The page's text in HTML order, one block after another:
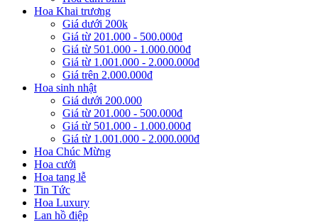
Hoa Khai trương
Giá dưới 200k
Giá từ 201.000 - 500.000đ
Giá từ 501.000 - 1.000.000đ
Giá từ 1.001.000 - 2.000.000đ
Giá trên 2.000.000đ
Hoa sinh nhật
Giá dưới 200.000
Giá từ 201.000 - 500.000đ
Giá từ 501.000 - 1.000.000đ
Giá từ 1.001.000 - 2.000.000đ
Hoa Chúc Mừng
Hoa cưới
Hoa tang lễ
Tin Tức
Hoa Luxury
Lan hồ điệp